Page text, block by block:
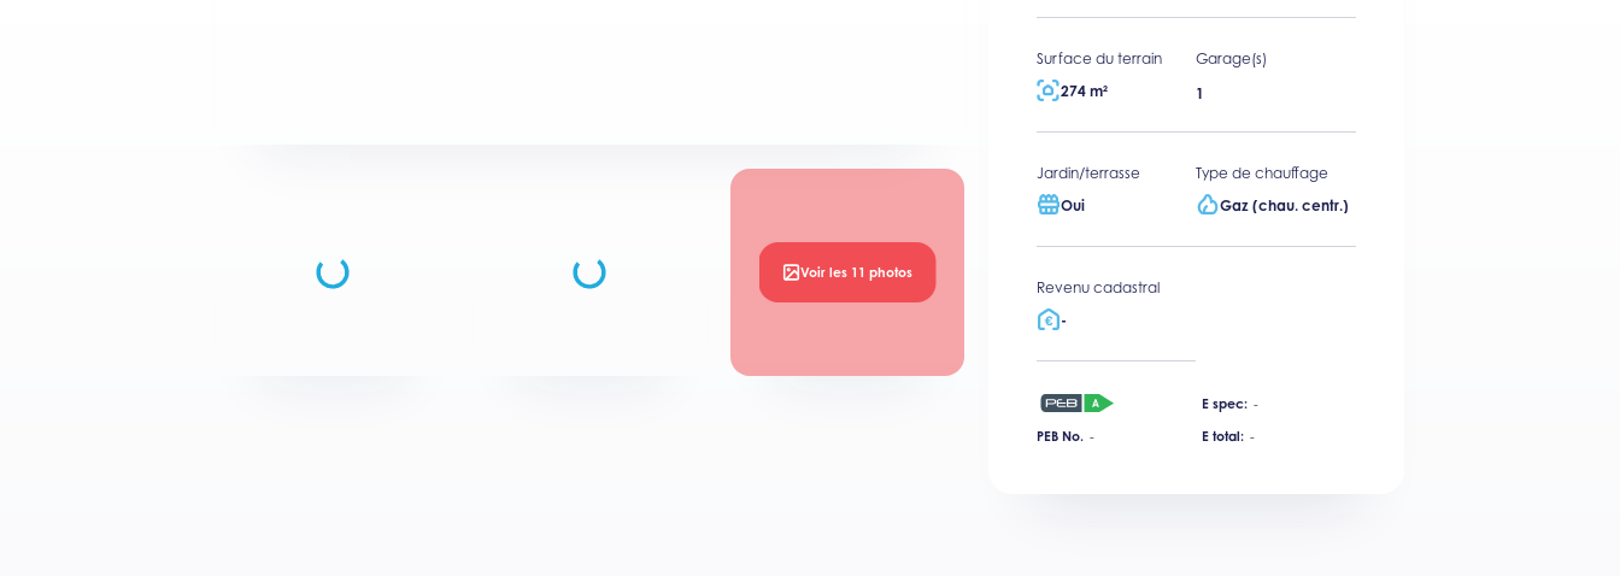
Voir les 11 photos
Surface du terrain
274 m²
Garage(s)
1
Jardin/terrasse
Oui
Type de chauffage
Gaz (chau. centr.)
Revenu cadastral
-
E spec: -
PEB No. - E total: -